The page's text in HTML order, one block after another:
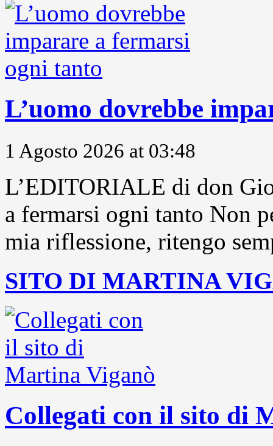
L’uomo dovrebbe
1 Agosto 2026 at 03:48
L’EDITORIALE di don
a fermarsi ogni tanto Non
mia riflessione, ritengo
SITO DI MARTINA
Collegati con il sito di